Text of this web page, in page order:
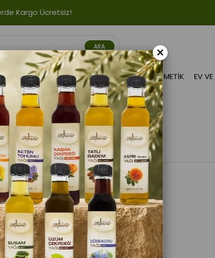
Kargo Ücretsiz!
ÜRÜNLERI BITKISEL YAĞLAR BITKISEL KOZMETIK EV VE
×